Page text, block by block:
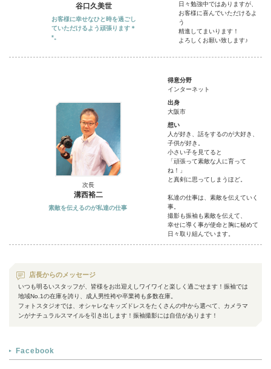
谷口久美世
お客様に幸せなひと時を過ごし
ていただけるよう頑張ります＊
*。
日々勉強中ではありますが、
お客様に喜んでいただけるよ
う
精進してまいります！
よろしくお願い致します♪
次長
溝西裕二
素敵を伝えるのが私達の仕事
得意分野
インターネット
出身
大阪市
想い
人が好き、話をするのが大好き、
子供が好き。
小さい子を見てると
「頑張って素敵な人に育って
ね！」
と真剣に思ってしまうほど。
私達の仕事は、素敵を伝えていく
事。
撮影も振袖も素敵を伝えて、
幸せに導く事が使命と胸に秘めて
日々取り組んでいます。
店長からのメッセージ
いつも明るいスタッフが、皆様をお出迎えしワイワイと楽しく過ごせます！振袖では
地域No.1の在庫を誇り、成人男性袴や卒業袴も多数在庫。
フォトスタジオでは、オシャレなキッズドレスをたくさんの中から選べて、カメラマ
ンがナチュラルスマイルを引き出します！振袖撮影には自信があります！
Facebook